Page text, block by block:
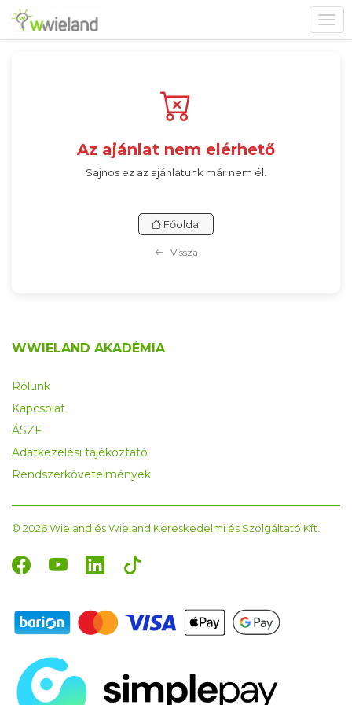
Az ajánlat nem elérhető
Sajnos ez az ajánlatunk már nem él.
Főoldal
Vissza
WWIELAND AKADÉMIA
Rólunk
Kapcsolat
ÁSZF
Adatkezelési tájékoztató
Rendszerkövetelmények
© 2026 Wieland és Wieland Kereskedelmi és Szolgáltató Kft.